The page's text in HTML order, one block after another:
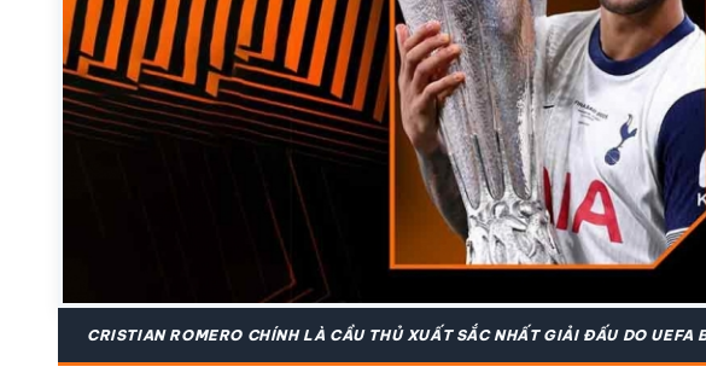
CRISTIAN ROMERO CHÍNH LÀ CẦU THỦ XUẤT SẮC NHẤT GIẢI ĐẤU DO UEFA